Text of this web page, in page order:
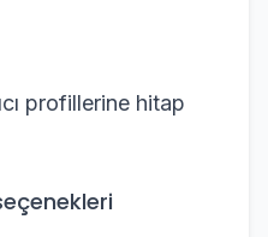
profillerine hitap